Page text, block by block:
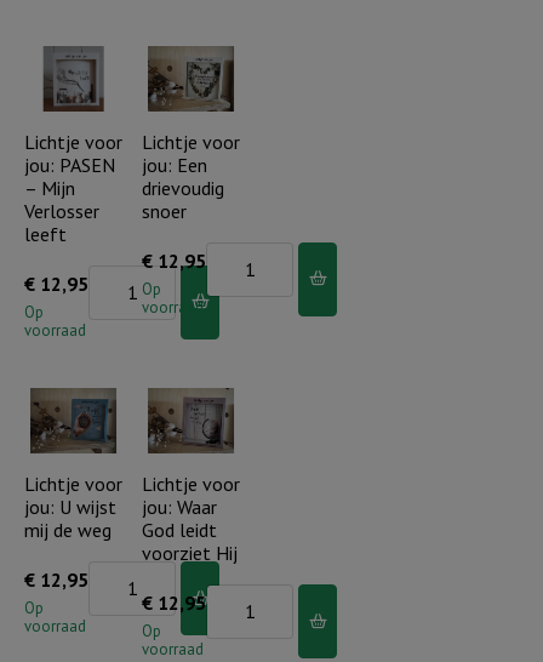
bid
dat
God
jou
zegent
aantal
-
De
Heere
is
waarlijk
aantal
Lichtje voor
jou: PASEN
– Mijn
Verlosser
leeft
€ 12,95
Op
voorraad
-
Mijn
Verlosser
leeft
aantal
Lichtje voor
jou: Een
drievoudig
snoer
€ 12,95
Op
voorraad
voor
drievoudig
snoer
aantal
Lichtje voor
jou: U wijst
mij de weg
€ 12,95
Op
voorraad
Lichtje voor
jou: Waar
God leidt
voorziet Hij
€ 12,95
Op
voorraad
Lichtje
voor